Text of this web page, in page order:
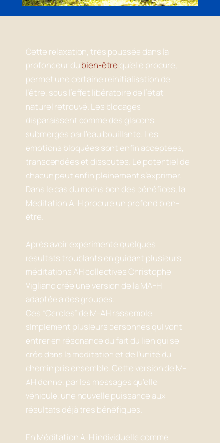
Cette relaxation, très poussée dans la
profondeur du bien-être qu’elle procure,
permet une certaine réinitialisation de
l’être, sous l’effet libératoire de l’état
naturel retrouvé. Les blocages
disparaissent comme des glaçons
submergés par l’eau bouillante. Les
émotions bloquées sont enfin acceptées,
transcendées et dissoutes. Le potentiel de
chacun peut enfin pleinement s’exprimer.
Dans le cas du moins bon des bénéfices, la
Méditation A-H procure un profond bien-
être.
Après avoir expérimenté quelques
résultats troublants en guidant plusieurs
méditations AH collectives Christophe
Vigliano crée une version de la MA-H
adaptée à des groupes.
Ces “Cercles” de M-AH rassemble
simplement plusieurs personnes qui vont
entrer en résonance du fait du lien qui se
crée dans la méditation et de l’unité du
chemin pris ensemble. Cette version de M-
AH donne, par les messages qu’elle
véhicule, une nouvelle puissance aux
résultats déjà très bénéfiques.
En Méditation A-H individuelle comme